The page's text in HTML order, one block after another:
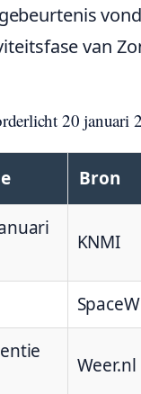
van
20 januari
Bron
KNMI
Weer.nl